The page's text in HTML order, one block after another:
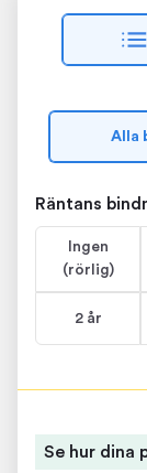
Alla
Räntans
Ingen
(rörlig)
2 år
Se hur dina